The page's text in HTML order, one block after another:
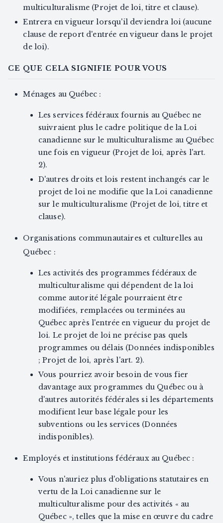
multiculturalisme (Projet de loi, titre et clause).
Entrera en vigueur lorsqu'il deviendra loi (aucune
clause de report d'entrée en vigueur dans le projet
de loi).
CE QUE CELA SIGNIFIE POUR VOUS
Ménages au Québec :
Les services fédéraux fournis au Québec ne
suivraient plus le cadre politique de la Loi
canadienne sur le multiculturalisme au Québec
une fois en vigueur (Projet de loi, après l'art.
2).
D'autres droits et lois restent inchangés car le
projet de loi ne modifie que la Loi canadienne
sur le multiculturalisme (Projet de loi, titre et
clause).
Organisations communautaires et culturelles au
Québec :
Les activités des programmes fédéraux de
multiculturalisme qui dépendent de la loi
comme autorité légale pourraient être
modifiées, remplacées ou terminées au
Québec après l'entrée en vigueur du projet de
loi. Le projet de loi ne précise pas quels
programmes ou délais (Données indisponibles
; Projet de loi, après l'art. 2).
Vous pourriez avoir besoin de vous fier
davantage aux programmes du Québec ou à
d'autres autorités fédérales si les départements
modifient leur base légale pour les
subventions ou les services (Données
indisponibles).
Employés et institutions fédéraux au Québec :
Vous n'auriez plus d'obligations statutaires en
vertu de la Loi canadienne sur le
multiculturalisme pour des activités « au
Québec », telles que la mise en œuvre du cadre